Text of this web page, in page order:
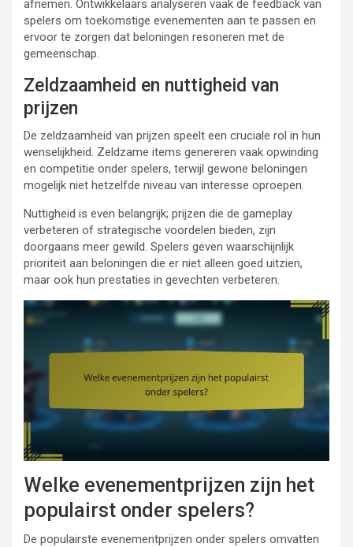
afnemen. Ontwikkelaars analyseren vaak de feedback van
spelers om toekomstige evenementen aan te passen en
ervoor te zorgen dat beloningen resoneren met de
gemeenschap.
Zeldzaamheid en nuttigheid van
prijzen
De zeldzaamheid van prijzen speelt een cruciale rol in hun
wenselijkheid. Zeldzame items genereren vaak opwinding
en competitie onder spelers, terwijl gewone beloningen
mogelijk niet hetzelfde niveau van interesse oproepen.
Nuttigheid is even belangrijk; prijzen die de gameplay
verbeteren of strategische voordelen bieden, zijn
doorgaans meer gewild. Spelers geven waarschijnlijk
prioriteit aan beloningen die er niet alleen goed uitzien,
maar ook hun prestaties in gevechten verbeteren.
Welke evenementprijzen zijn het
populairst onder spelers?
De populairste evenementprijzen onder spelers omvatten